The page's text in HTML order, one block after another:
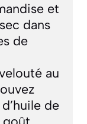
et
dans
de
au
de